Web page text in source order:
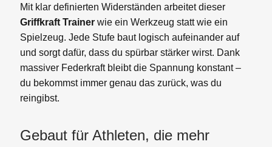
Mit klar definierten Widerständen arbeitet dieser
Griffkraft Trainerwie ein Werkzeug statt wie ein
Spielzeug. Jede Stufe baut logisch aufeinander auf
und sorgt dafür, dass du spürbar stärker wirst. Dank
massiver Federkraft bleibt die Spannung konstant –
du bekommst immer genau das zurück, was du
reingibst.
Gebaut für Athleten, die mehr